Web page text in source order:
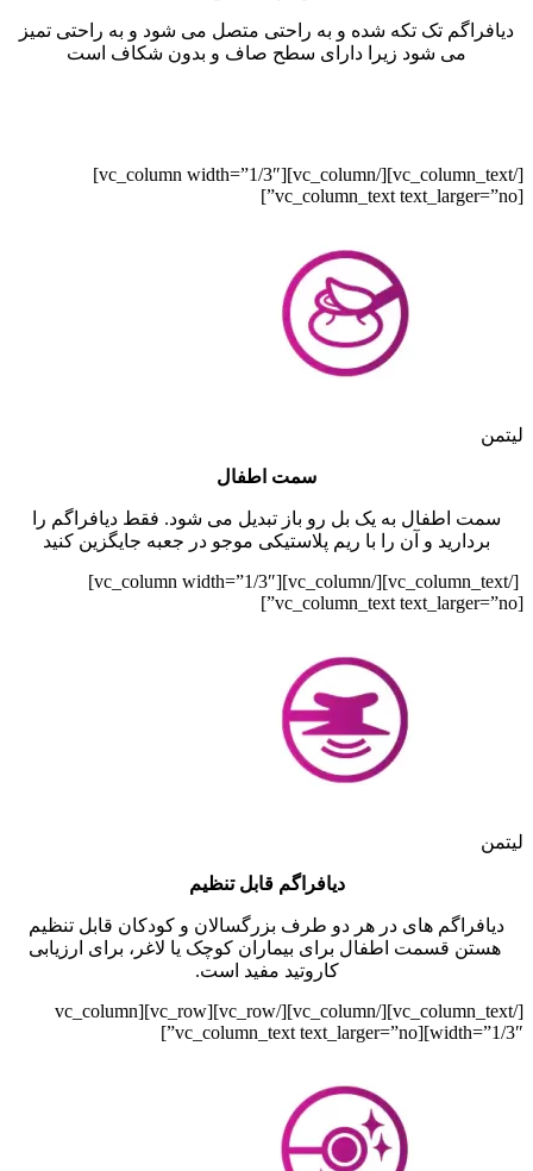
دیافراگم تک تکه شده و به راحتی متصل می شود و به راحتی تمیز
می شود زیرا دارای سطح صاف و بدون شکاف است
[/vc_column_text][/vc_column][vc_column width=”1/3″]
[vc_column_text text_larger=”no”]
لیتمن
سمت اطفال
سمت اطفال به یک بل رو باز تبدیل می شود. فقط دیافراگم را
بردارید و آن را با ریم پلاستیکی موجو در جعبه جایگزین کنید
[/vc_column_text][/vc_column][vc_column width=”1/3″]
[vc_column_text text_larger=”no”]
لیتمن
دیافراگم قابل تنظیم
دیافراگم های در هر دو طرف بزرگسالان و کودکان قابل تنظیم
هستن قسمت اطفال برای بیماران کوچک یا لاغر، برای ارزیابی
کاروتید مفید است.
[/vc_column_text][/vc_column][/vc_row][vc_row][vc_column
width=”1/3″][vc_column_text text_larger=”no”]